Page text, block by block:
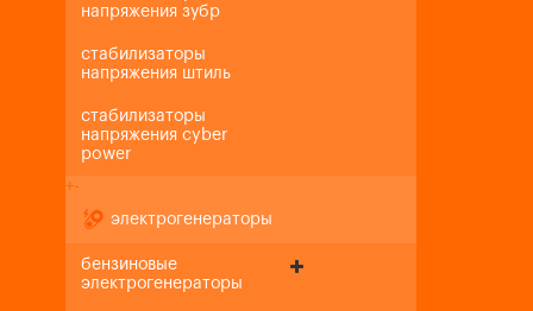
напряжения зубр
стабилизаторы
напряжения штиль
стабилизаторы
напряжения cyber
power
+-
электрогенераторы
бензиновые
электрогенераторы